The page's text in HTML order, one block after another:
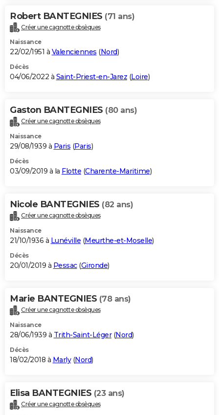
Robert BANTEGNIES (71 ans)
Créer une cagnotte obsèques
Naissance
22/02/1951 à Valenciennes (Nord)
Décès
04/06/2022 à Saint-Priest-en-Jarez (Loire)
Gaston BANTEGNIES (80 ans)
Créer une cagnotte obsèques
Naissance
29/08/1939 à Paris (Paris)
Décès
03/09/2019 à la Flotte (Charente-Maritime)
Nicole BANTEGNIES (82 ans)
Créer une cagnotte obsèques
Naissance
21/10/1936 à Lunéville (Meurthe-et-Moselle)
Décès
20/01/2019 à Pessac(Gironde)
Marie BANTEGNIES (78 ans)
Créer une cagnotte obsèques
Naissance
28/06/1939 à Trith-Saint-Léger(Nord)
Décès
18/02/2018 à Marly(Nord)
Elisa BANTEGNIES (23 ans)
Créer une cagnotte obsèques